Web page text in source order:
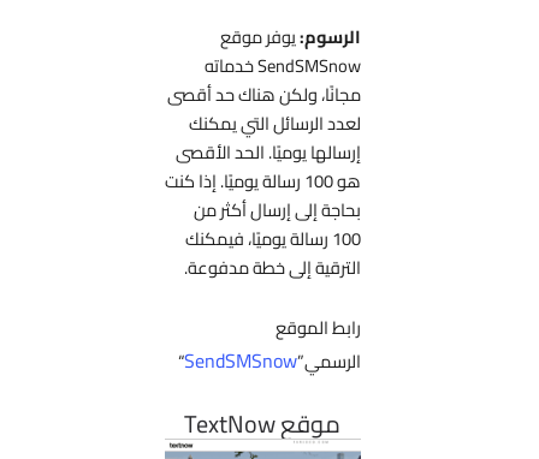
الرسوم:يوفر موقع
SendSMSnow خدماته
مجانًا، ولكن هناك حد أقصى
لعدد الرسائل التي يمكنك
إرسالها يوميًا. الحد الأقصى
هو 100 رسالة يوميًا. إذا كنت
بحاجة إلى إرسال أكثر من
100 رسالة يوميًا، فيمكنك
الترقية إلى خطة مدفوعة.
رابط الموقع
الرسمي”SendSMSnow
“
موقع TextNow